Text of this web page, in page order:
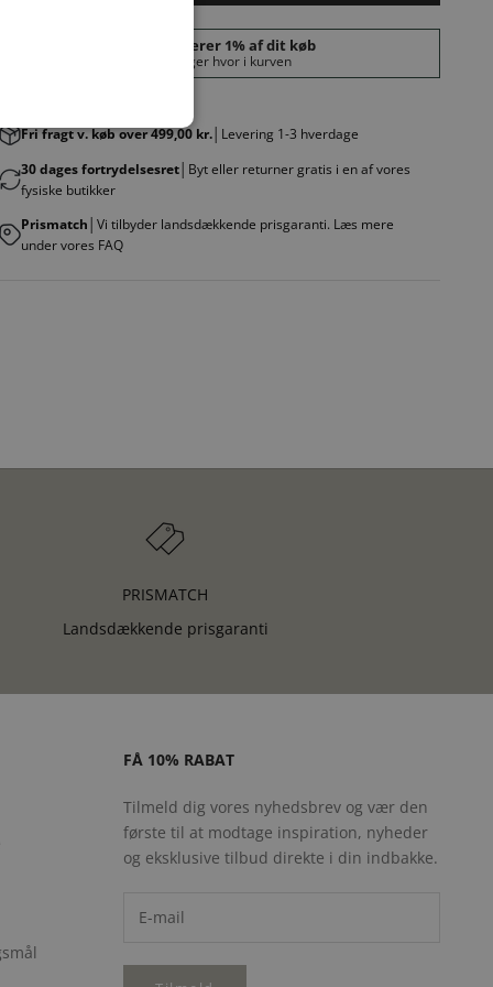
Fri fragt v. køb over 499,00 kr. │Levering 1-3 hverdage
30 dages fortrydelsesret │Byt eller returner gratis i en af vores
fysiske butikker
Prismatch │Vi tilbyder landsdækkende prisgaranti. Læs mere
under vores FAQ
PRISMATCH
Landsdækkende prisgaranti
FÅ 10% RABAT
Tilmeld dig vores nyhedsbrev og vær den
første til at modtage inspiration, nyheder
og eksklusive tilbud direkte i din indbakke.